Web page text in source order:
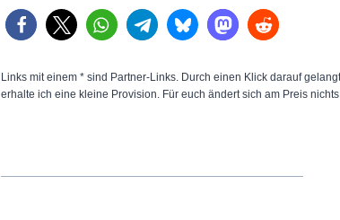
Links mit einem * sind Partner-Links. Durch einen Klick darauf
erhalte ich eine kleine Provision. Für euch ändert sich am Preis